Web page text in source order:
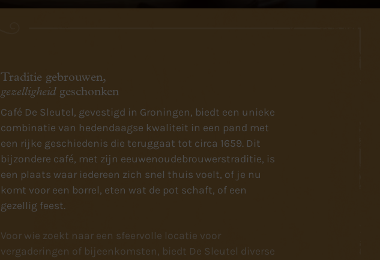
Traditie gebrouwen,
gezelligheid geschonken
Café De Sleutel, gevestigd in Groningen, biedt een unieke
combinatie van hedendaagse kwaliteit in een pand met
een rijke geschiedenis die teruggaat tot circa 1659. Dit
bijzondere café, met zijn eeuwenoudebrouwerstraditie, is
een plaats waar iedereen zich snel thuis voelt, of je nu
komt voor een borrel, eten wat de pot schaft, of een
gezellig feest.
Voor wie zoekt naar een sfeervolle locatie voor
vergaderingen of bijeenkomsten, biedt De Sleutel diverse